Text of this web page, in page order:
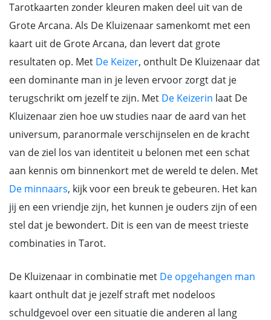
Tarotkaarten zonder kleuren maken deel uit van de
Grote Arcana. Als De Kluizenaar samenkomt met een
kaart uit de Grote Arcana, dan levert dat grote
resultaten op. Met De Keizer, onthult De Kluizenaar dat
een dominante man in je leven ervoor zorgt dat je
terugschrikt om jezelf te zijn. Met De Keizerin laat De
Kluizenaar zien hoe uw studies naar de aard van het
universum, paranormale verschijnselen en de kracht
van de ziel los van identiteit u belonen met een schat
aan kennis om binnenkort met de wereld te delen. Met
De minnaars, kijk voor een breuk te gebeuren. Het kan
jij en een vriendje zijn, het kunnen je ouders zijn of een
stel dat je bewondert. Dit is een van de meest trieste
combinaties in Tarot.
De Kluizenaar in combinatie met De opgehangen man
kaart onthult dat je jezelf straft met nodeloos
schuldgevoel over een situatie die anderen al lang